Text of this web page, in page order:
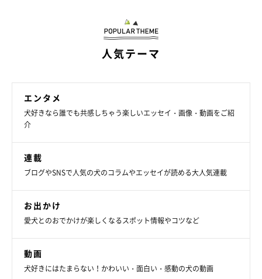
さんはやる事いっぱいあるけど身動き1つせずにダッコ
それなのに何なのこの仕打ちはww心を尽くしても理不
尽に怒ってくる柴犬との暮らし。ぴえん。
pic.twitter.com/aXPmgeuY8p
July 19, 2020
人気テーマ
エンタメ
犬好きなら誰でも共感しちゃう楽しいエッセイ・画像・動画をご紹
介
連載
ブログやSNSで人気の犬のコラムやエッセイが読める大人気連載
お出かけ
愛犬とのおでかけが楽しくなるスポット情報やコツなど
動画
犬好きにはたまらない！かわいい・面白い・感動の犬の動画